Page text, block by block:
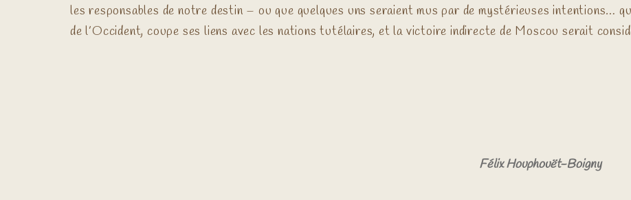
les responsables de notre destin – ou que quelques uns seraient mus par de mystérieuses intentions…
de l’Occident, coupe ses liens avec les nations tutélaires, et la victoire indirecte de Moscou serait
Félix Houphouët-Boigny